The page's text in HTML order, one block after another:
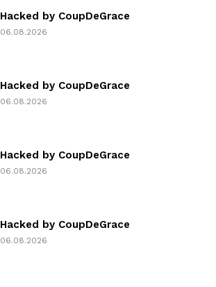
Hacked by CoupDeGrace
06.08.2026
Hacked by CoupDeGrace
06.08.2026
Hacked by CoupDeGrace
06.08.2026
Hacked by CoupDeGrace
06.08.2026